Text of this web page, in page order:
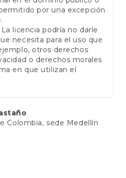
por una excepción
licencia podría no darle
necesita para el uso que
otros derechos
o derechos morales
en que utilizan el
Colombia, sede Medellín